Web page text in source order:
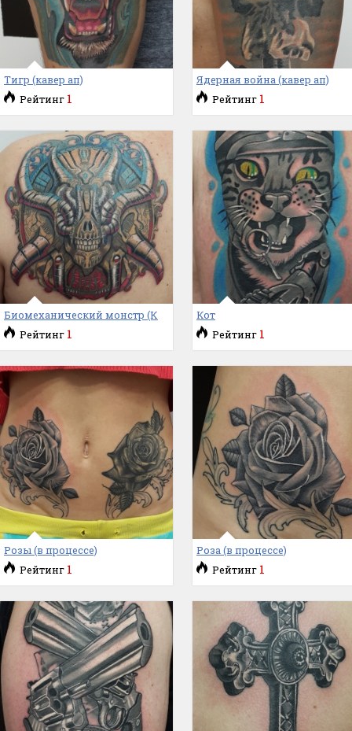
Тигр (кавер ап)
Рейтинг 1
Ядерная война (кавер ап)
Рейтинг 1
Биомеханический монстр (К
Рейтинг 1
Кот
Рейтинг 1
Розы (в процессе)
Рейтинг 1
Роза (в процессе)
Рейтинг 1